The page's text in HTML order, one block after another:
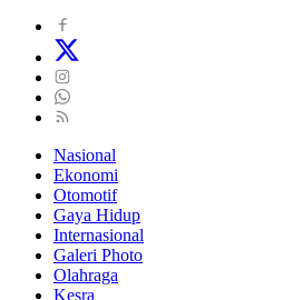
Nasional
Ekonomi
Otomotif
Gaya Hidup
Internasional
Galeri Photo
Olahraga
Kesra